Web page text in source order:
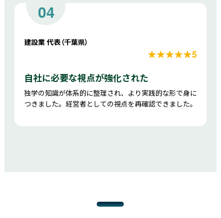
04
建設業 代表（千葉県）
★★★★★5
自社に必要な視点が強化された
独学の知識が体系的に整理され、より実践的な形で身に
つきました。経営者としての視点を再確認できました。